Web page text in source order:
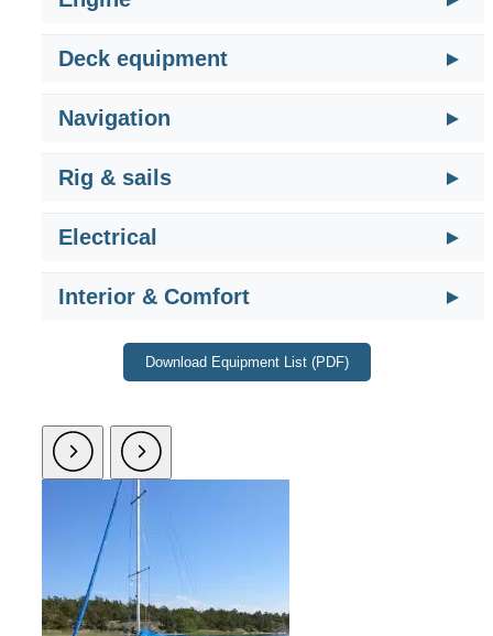
Deck equipment
Navigation
Rig & sails
Electrical
Interior & Comfort
Download Equipment List (PDF)